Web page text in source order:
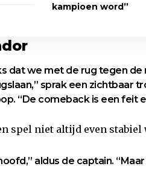
kampioen word”
dat we met de rug tegen
sprak een zichtbaar
“De comeback is een feit
spel niet altijd even stabiel
aldus de captain.